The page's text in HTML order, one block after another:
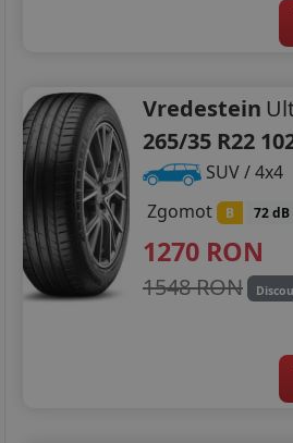
Vredestein
265/35 R22
SUV / 4x4
Zgomot
B 72 dB
1270 RON
1548 RON